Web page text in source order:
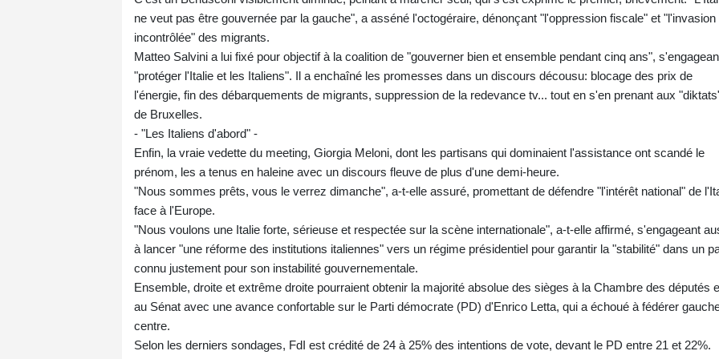
ne veut pas être gouvernée par la gauche", a asséné l'octogéraire, dénonçant "l'oppression fiscale" et "l'invasion
incontrôlée" des migrants.
Matteo Salvini a lui fixé pour objectif à la coalition de "gouverner bien et ensemble pendant cinq ans",
"protéger l'Italie et les Italiens". Il a enchaîné les promesses dans un discours décousu: blocage des prix de
l'énergie, fin des débarquements de migrants, suppression de la redevance tv... tout en s'en prenant aux
de Bruxelles.
- "Les Italiens d'abord" -
Enfin, la vraie vedette du meeting, Giorgia Meloni, dont les partisans qui dominaient l'assistance ont scandé le
prénom, les a tenus en haleine avec un discours fleuve de plus d'une demi-heure.
"Nous sommes prêts, vous le verrez dimanche", a-t-elle assuré, promettant de défendre "l'intérêt national" de
face à l'Europe.
"Nous voulons une Italie forte, sérieuse et respectée sur la scène internationale", a-t-elle affirmé, s'engageant
à lancer "une réforme des institutions italiennes" vers un régime présidentiel pour garantir la "stabilité" dans un
connu justement pour son instabilité gouvernementale.
Ensemble, droite et extrême droite pourraient obtenir la majorité absolue des sièges à la Chambre des députés
au Sénat avec une avance confortable sur le Parti démocrate (PD) d'Enrico Letta, qui a échoué à fédérer
centre.
Selon les derniers sondages, FdI est crédité de 24 à 25% des intentions de vote, devant le PD entre 21 et 22%.